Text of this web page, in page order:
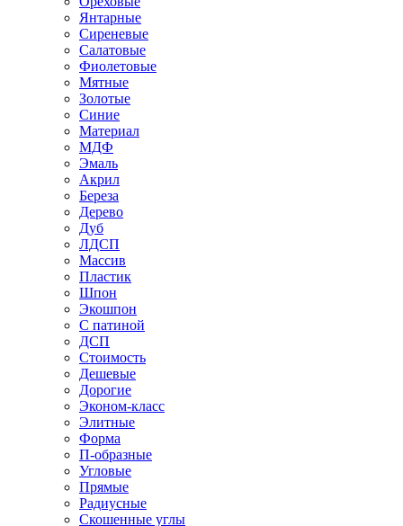
Янтарные
Сиреневые
Салатовые
Фиолетовые
Мятные
Золотые
Синие
Материал
МДФ
Эмаль
Акрил
Береза
Дерево
Дуб
ЛДСП
Массив
Пластик
Шпон
Экошпон
С патиной
ДСП
Стоимость
Дешевые
Дорогие
Эконом-класс
Элитные
Форма
П-образные
Угловые
Прямые
Радиусные
Скошенные углы